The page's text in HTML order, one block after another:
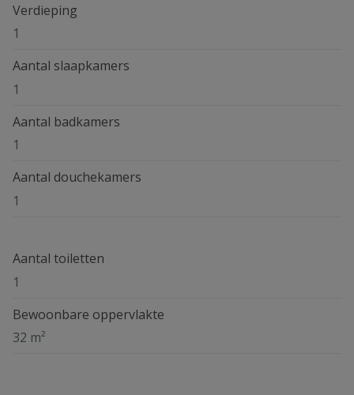
Verdieping
1
Aantal slaapkamers
1
Aantal badkamers
1
Aantal douchekamers
1
Aantal toiletten
1
Bewoonbare oppervlakte
32 m²